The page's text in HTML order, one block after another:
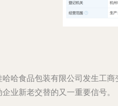
哈食品包装有限公司发生工
业新老交替的又一重要信号。